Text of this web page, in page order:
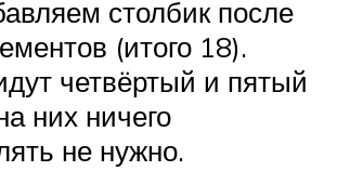
столбик после
(итого 18).
четвёртый и пятый
них ничего
не нужно.